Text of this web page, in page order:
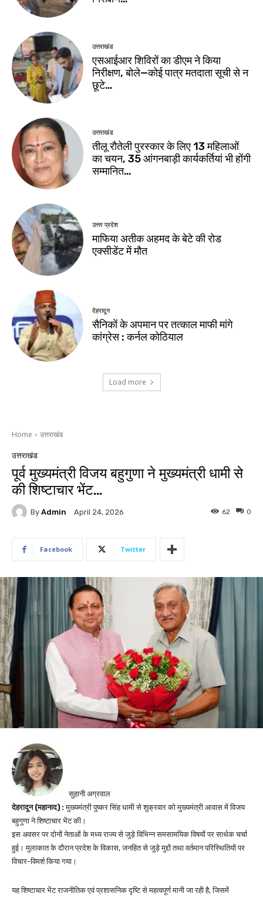
उत्तराखंड
एसआईआर शिविरों का डीएम ने किया
निरीक्षण, बोले—कोई पात्र मतदाता सूची से न
छूटे…
उत्तराखंड
तीलू रौतेली पुरस्कार के लिए 13 महिलाओं
का चयन, 35 आंगनबाड़ी कार्यकर्तियां भी होंगी
सम्मानित…
उत्तर प्रदेश
माफिया अतीक अहमद के बेटे की रोड
एक्सीडेंट में मौत
देहरादून
सैनिकों के अपमान पर तत्काल माफी मांगे
कांग्रेस : कर्नल कोठियाल
Load more